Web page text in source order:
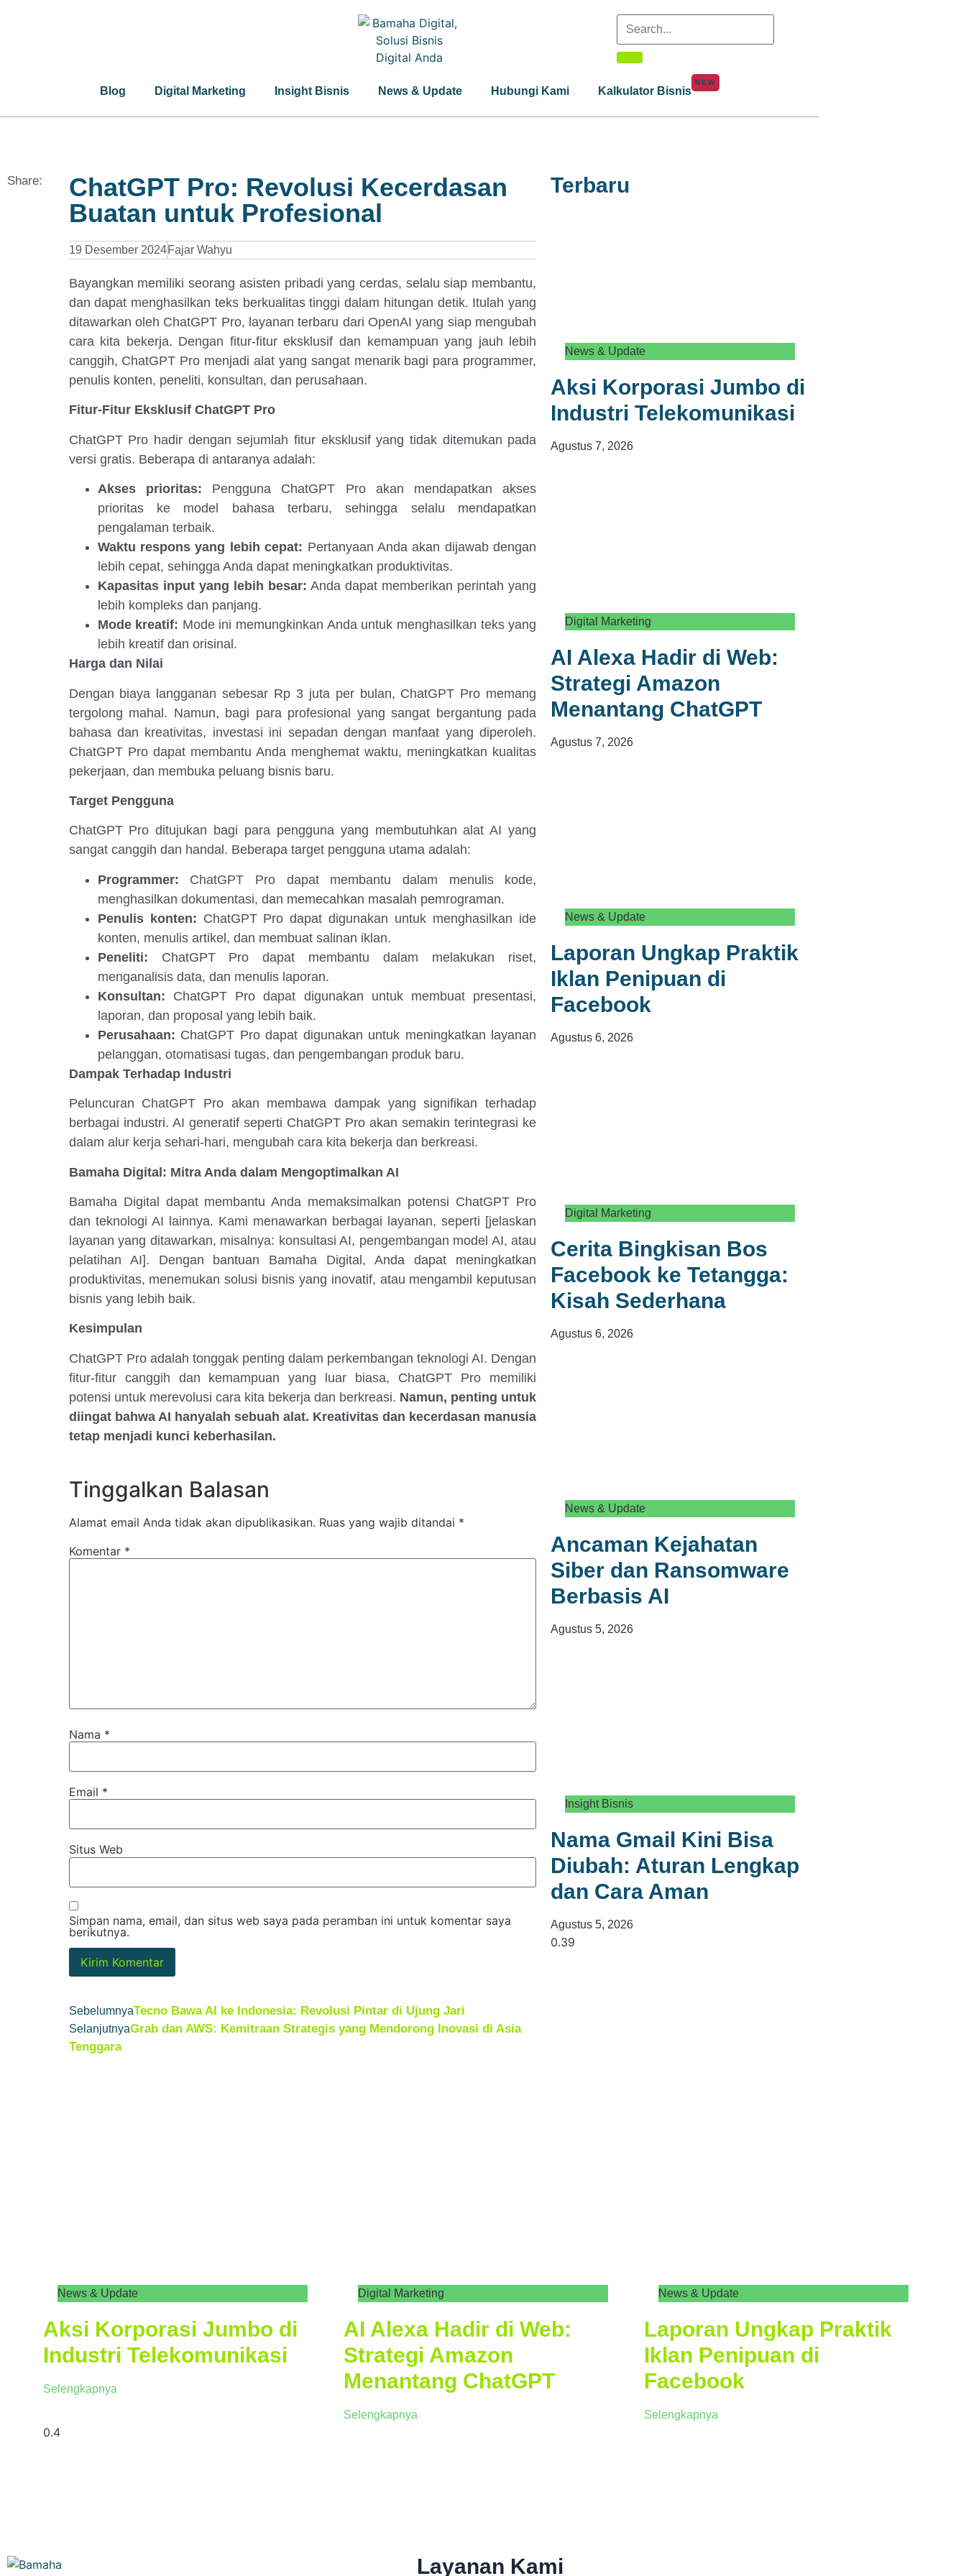
Blog Digital Marketing Insight Bisnis News & Update Hubungi Kami Kalkulator Bisnis
NEW
Share:
ChatGPT Pro: Revolusi Kecerdasan
Buatan untuk Profesional
19 Desember 2024Fajar Wahyu
Bayangkan memiliki seorang asisten pribadi yang cerdas, selalu siap membantu,
dan dapat menghasilkan teks berkualitas tinggi dalam hitungan detik. Itulah yang
ditawarkan oleh ChatGPT Pro, layanan terbaru dari OpenAI yang siap mengubah
cara kita bekerja. Dengan fitur-fitur eksklusif dan kemampuan yang jauh lebih
canggih, ChatGPT Pro menjadi alat yang sangat menarik bagi para programmer,
penulis konten, peneliti, konsultan, dan perusahaan.
Fitur-Fitur Eksklusif ChatGPT Pro
ChatGPT Pro hadir dengan sejumlah fitur eksklusif yang tidak ditemukan pada
versi gratis. Beberapa di antaranya adalah:
Akses prioritas: Pengguna ChatGPT Pro akan mendapatkan akses
prioritas ke model bahasa terbaru, sehingga selalu mendapatkan
pengalaman terbaik.
Waktu respons yang lebih cepat: Pertanyaan Anda akan dijawab dengan
lebih cepat, sehingga Anda dapat meningkatkan produktivitas.
Kapasitas input yang lebih besar: Anda dapat memberikan perintah yang
lebih kompleks dan panjang.
Mode kreatif: Mode ini memungkinkan Anda untuk menghasilkan teks yang
lebih kreatif dan orisinal.
Harga dan Nilai
Dengan biaya langganan sebesar Rp 3 juta per bulan, ChatGPT Pro memang
tergolong mahal. Namun, bagi para profesional yang sangat bergantung pada
bahasa dan kreativitas, investasi ini sepadan dengan manfaat yang diperoleh.
ChatGPT Pro dapat membantu Anda menghemat waktu, meningkatkan kualitas
pekerjaan, dan membuka peluang bisnis baru.
Target Pengguna
ChatGPT Pro ditujukan bagi para pengguna yang membutuhkan alat AI yang
sangat canggih dan handal. Beberapa target pengguna utama adalah:
Programmer: ChatGPT Pro dapat membantu dalam menulis kode,
menghasilkan dokumentasi, dan memecahkan masalah pemrograman.
Penulis konten: ChatGPT Pro dapat digunakan untuk menghasilkan ide
konten, menulis artikel, dan membuat salinan iklan.
Peneliti: ChatGPT Pro dapat membantu dalam melakukan riset,
menganalisis data, dan menulis laporan.
Konsultan: ChatGPT Pro dapat digunakan untuk membuat presentasi,
laporan, dan proposal yang lebih baik.
Perusahaan: ChatGPT Pro dapat digunakan untuk meningkatkan layanan
pelanggan, otomatisasi tugas, dan pengembangan produk baru.
Dampak Terhadap Industri
Peluncuran ChatGPT Pro akan membawa dampak yang signifikan terhadap
berbagai industri. AI generatif seperti ChatGPT Pro akan semakin terintegrasi ke
dalam alur kerja sehari-hari, mengubah cara kita bekerja dan berkreasi.
Bamaha Digital: Mitra Anda dalam Mengoptimalkan AI
Bamaha Digital dapat membantu Anda memaksimalkan potensi ChatGPT Pro
dan teknologi AI lainnya. Kami menawarkan berbagai layanan, seperti [jelaskan
layanan yang ditawarkan, misalnya: konsultasi AI, pengembangan model AI, atau
pelatihan AI]. Dengan bantuan Bamaha Digital, Anda dapat meningkatkan
produktivitas, menemukan solusi bisnis yang inovatif, atau mengambil keputusan
bisnis yang lebih baik.
Kesimpulan
ChatGPT Pro adalah tonggak penting dalam perkembangan teknologi AI. Dengan
fitur-fitur canggih dan kemampuan yang luar biasa, ChatGPT Pro memiliki
potensi untuk merevolusi cara kita bekerja dan berkreasi. Namun, penting untuk
diingat bahwa AI hanyalah sebuah alat. Kreativitas dan kecerdasan manusia
tetap menjadi kunci keberhasilan.
Tinggalkan Balasan
Alamat email Anda tidak akan dipublikasikan. Ruas yang wajib ditandai *
Komentar *
Nama *
Email *
Situs Web
Simpan nama, email, dan situs web saya pada peramban ini untuk komentar saya
berikutnya.
SebelumnyaTecno Bawa AI ke Indonesia: Revolusi Pintar di Ujung Jari
SelanjutnyaGrab dan AWS: Kemitraan Strategis yang Mendorong Inovasi di Asia
Tenggara
Terbaru
News & Update
Aksi Korporasi Jumbo di
Industri Telekomunikasi
Agustus 7, 2026
Digital Marketing
AI Alexa Hadir di Web:
Strategi Amazon
Menantang ChatGPT
Agustus 7, 2026
News & Update
Laporan Ungkap Praktik
Iklan Penipuan di
Facebook
Agustus 6, 2026
Digital Marketing
Cerita Bingkisan Bos
Facebook ke Tetangga:
Kisah Sederhana
Agustus 6, 2026
News & Update
Ancaman Kejahatan
Siber dan Ransomware
Berbasis AI
Agustus 5, 2026
Insight Bisnis
Nama Gmail Kini Bisa
Diubah: Aturan Lengkap
dan Cara Aman
Agustus 5, 2026
News & Update
Aksi Korporasi Jumbo di
Industri Telekomunikasi
Selengkapnya
Digital Marketing
AI Alexa Hadir di Web:
Strategi Amazon
Menantang ChatGPT
Selengkapnya
News & Update
Laporan Ungkap Praktik
Iklan Penipuan di
Facebook
Selengkapnya
Layanan Kami